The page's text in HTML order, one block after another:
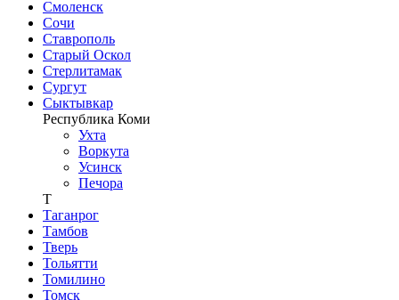
Смоленск
Сочи
Ставрополь
Старый Оскол
Стерлитамак
Сургут
Сыктывкар
Республика Коми
Ухта
Воркута
Усинск
Печора
Т
Таганрог
Тамбов
Тверь
Тольятти
Томилино
Томск